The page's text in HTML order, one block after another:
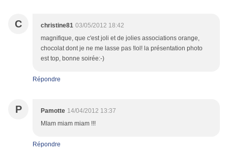
C christine81 03/05/2012 18:42
magnifique, que c'est joli et de jolies associations orange,
chocolat dont je ne me lasse pas !lol! la présentation photo
est top, bonne soirée:-)
Répondre
P Pamotte 14/04/2012 13:37
MIam miam miam !!!
Répondre